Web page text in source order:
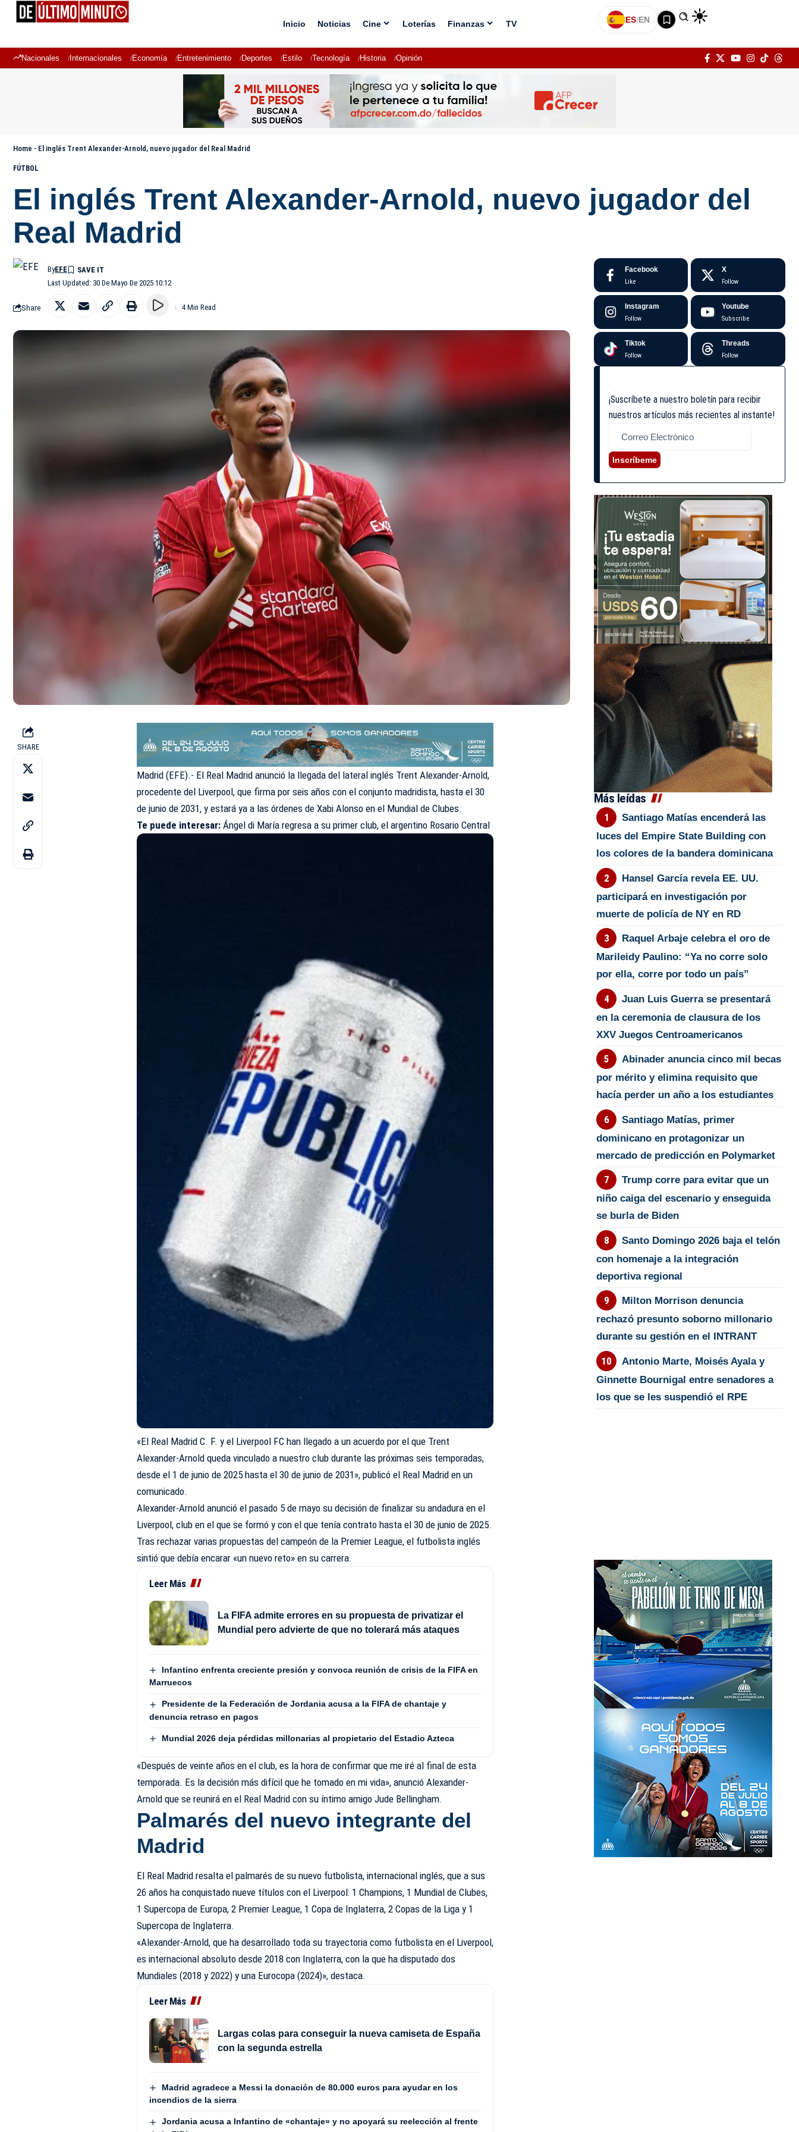
Inicio Noticias Cine Loterías Finanzas TV ES|EN
Nacionales Internacionales Economía Entretenimiento Deportes Estilo Tecnología Historia Opinión
Home - El inglés Trent Alexander-Arnold, nuevo jugador del Real Madrid
FÚTBOL
El inglés Trent Alexander-Arnold, nuevo jugador del
Real Madrid
Last Updated: 30 De Mayo De 2025 10:12
ByEFE
Share 4 Min Read
SHARE
Madrid (EFE).- El Real Madrid anunció la llegada del lateral inglés Trent Alexander-Arnold,
procedente del Liverpool, que firma por seis años con el conjunto madridista, hasta el 30
de junio de 2031, y estará ya a las órdenes de Xabi Alonso en el Mundial de Clubes.
Te puede interesar: Ángel di María regresa a su primer club, el argentino Rosario Central
«El Real Madrid C. F. y el Liverpool FC han llegado a un acuerdo por el que Trent
Alexander-Arnold queda vinculado a nuestro club durante las próximas seis temporadas,
desde el 1 de junio de 2025 hasta el 30 de junio de 2031», publicó el Real Madrid en un
comunicado.
Alexander-Arnold anunció el pasado 5 de mayo su decisión de finalizar su andadura en el
Liverpool, club en el que se formó y con el que tenía contrato hasta el 30 de junio de 2025.
Tras rechazar varias propuestas del campeón de la Premier League, el futbolista inglés
sintió que debía encarar «un nuevo reto» en su carrera.
Leer Más
La FIFA admite errores en su propuesta de privatizar el
Mundial pero advierte de que no tolerará más ataques
Infantino enfrenta creciente presión y convoca reunión de crisis de la FIFA en
Marruecos
Presidente de la Federación de Jordania acusa a la FIFA de chantaje y
denuncia retraso en pagos
Mundial 2026 deja pérdidas millonarias al propietario del Estadio Azteca
«Después de veinte años en el club, es la hora de confirmar que me iré al final de esta
temporada. Es la decisión más difícil que he tomado en mi vida», anunció Alexander-
Arnold que se reunirá en el Real Madrid con su íntimo amigo Jude Bellingham.
Palmarés del nuevo integrante del
Madrid
El Real Madrid resalta el palmarés de su nuevo futbolista, internacional inglés, que a sus
26 años ha conquistado nueve títulos con el Liverpool: 1 Champions, 1 Mundial de Clubes,
1 Supercopa de Europa, 2 Premier League, 1 Copa de Inglaterra, 2 Copas de la Liga y 1
Supercopa de Inglaterra.
«Alexander-Arnold, que ha desarrollado toda su trayectoria como futbolista en el Liverpool,
es internacional absoluto desde 2018 con Inglaterra, con la que ha disputado dos
Mundiales (2018 y 2022) y una Eurocopa (2024)», destaca.
Leer Más
Largas colas para conseguir la nueva camiseta de España
con la segunda estrella
Madrid agradece a Messi la donación de 80.000 euros para ayudar en los
incendios de la sierra
Jordania acusa a Infantino de «chantaje» y no apoyará su reelección al frente
Facebook
Like
X
Follow
Instagram
Follow
Youtube
Subscribe
Tiktok
Follow
Threads
Follow
¡Suscríbete a nuestro boletín para recibir
nuestros artículos más recientes al instante!
Inscríbeme
Más leídas
Santiago Matías encenderá las
luces del Empire State Building con
los colores de la bandera dominicana
Hansel García revela EE. UU.
participará en investigación por
muerte de policía de NY en RD
Raquel Arbaje celebra el oro de
Marileidy Paulino: “Ya no corre solo
por ella, corre por todo un país”
Juan Luis Guerra se presentará
en la ceremonia de clausura de los
XXV Juegos Centroamericanos
Abinader anuncia cinco mil becas
por mérito y elimina requisito que
hacía perder un año a los estudiantes
Santiago Matías, primer
dominicano en protagonizar un
mercado de predicción en Polymarket
Trump corre para evitar que un
niño caiga del escenario y enseguida
se burla de Biden
Santo Domingo 2026 baja el telón
con homenaje a la integración
deportiva regional
Milton Morrison denuncia
rechazó presunto soborno millonario
durante su gestión en el INTRANT
Antonio Marte, Moisés Ayala y
Ginnette Bournigal entre senadores a
los que se les suspendió el RPE